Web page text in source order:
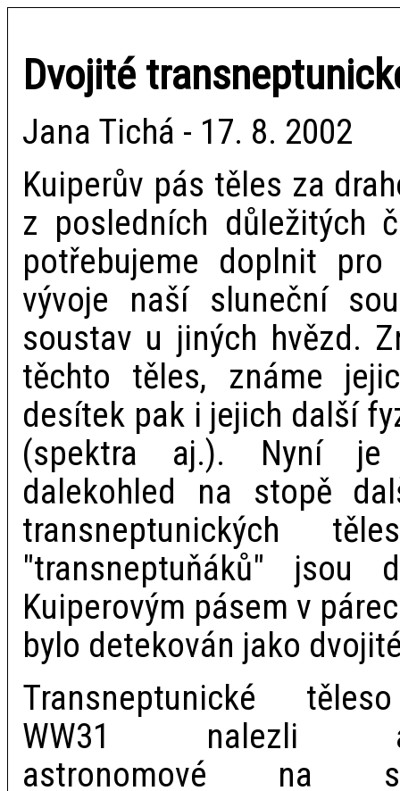
Dvojité
Jana Tichá - 17. 8. 2002
Kuiperův pás těles za
z posledních důležitých
potřebujeme doplnit
vývoje naší sluneční
soustav u jiných hvězd.
těchto těles, známe
desítek pak i jejich další
(spektra aj.). Nyní je
dalekohled na stopě
transneptunických
"transneptuňáků" jsou
Kuiperovým pásem v
bylo detekován jako
Transneptunické
WW31 nalezli
astronomové na